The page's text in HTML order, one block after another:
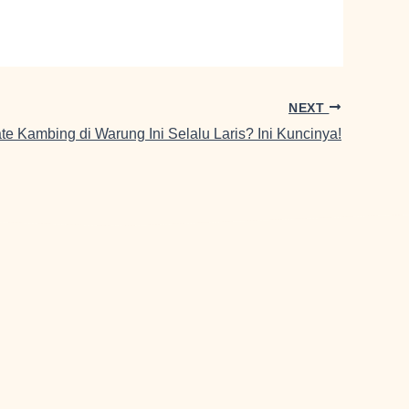
NEXT
Kambing di Warung Ini Selalu Laris? Ini Kuncinya!